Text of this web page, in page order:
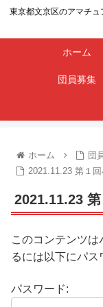
東京都文京区のアマチ
ホーム
団員募集
ホーム 団
2021.11.23 第１
2021.11.23
このコンテンツ
るには以下にパス
パスワード: